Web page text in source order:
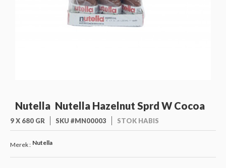
Nutella Nutella Hazelnut Sprd W Cocoa
9 X 680 GR SKU #MN00003 STOK HABIS
Merek : Nutella